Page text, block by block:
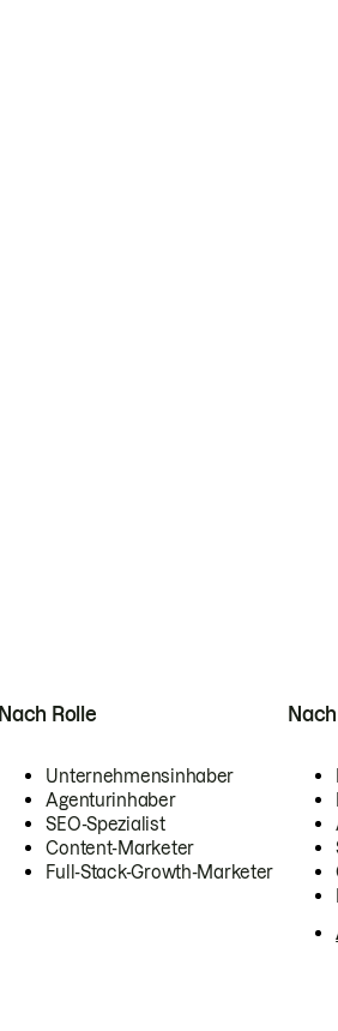
Nach Rolle
Unternehmensinhaber
Agenturinhaber
SEO-Spezialist
Content-Marketer
Full-Stack-Growth-Marketer